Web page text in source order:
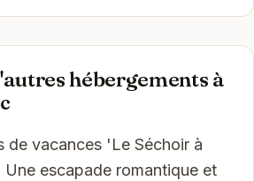
hébergements à
de vacances 'Le Séchoir à
Une escapade romantique et